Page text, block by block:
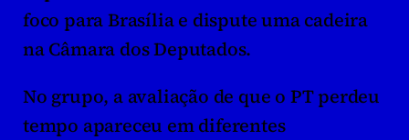
foco para Brasília e dispute uma cadeira
na Câmara dos Deputados.
No grupo, a avaliação de que o PT perdeu
tempo apareceu em diferentes